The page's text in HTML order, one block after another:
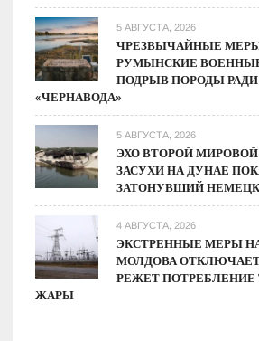
5 АВГУСТА, 2026
ЧРЕЗВЫЧАЙНЫЕ
РУМЫНСКИЕ
ПОДРЫВ ПОРОДЫ
«ЧЕРНАВОДА»
5 АВГУСТА, 2026
ЭХО ВТОРОЙ
ЗАСУХИ НА ДУНАЕ
ЗАТОНУВШИЙ
4 АВГУСТА, 2026
ЭКСТРЕННЫЕ МЕРЫ
МОЛДОВА
РЕЖЕТ ПОТРЕБЛЕНИЕ
ЖАРЫ